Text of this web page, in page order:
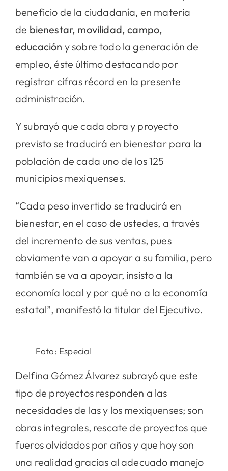
beneficio de la ciudadanía, en materia
de bienestar, movilidad, campo,
educación y sobre todo la generación de
empleo, éste último destacando por
registrar cifras récord en la presente
administración.
Y subrayó que cada obra y proyecto
previsto se traducirá en bienestar para la
población de cada uno de los 125
municipios mexiquenses.
“Cada peso invertido se traducirá en
bienestar, en el caso de ustedes, a través
del incremento de sus ventas, pues
obviamente van a apoyar a su familia, pero
también se va a apoyar, insisto a la
economía local y por qué no a la economía
estatal”, manifestó la titular del Ejecutivo.
Foto: Especial
Delfina Gómez Álvarez subrayó que este
tipo de proyectos responden a las
necesidades de las y los mexiquenses; son
obras integrales, rescate de proyectos que
fueros olvidados por años y que hoy son
una realidad gracias al adecuado manejo